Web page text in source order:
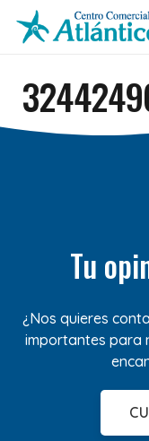
Tu
¿Nos quieres
importantes para